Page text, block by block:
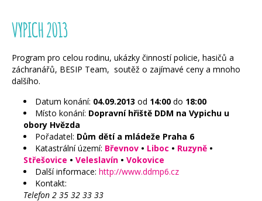
VYPICH 2013
Program pro celou rodinu, ukázky činností policie, hasičů a
záchranářů, BESIP Team, soutěž o zajímavé ceny a mnoho
dalšího.
Datum konání: 04.09.2013 od 14:00 do 18:00
Místo konání: Dopravní hřiště DDM na Vypichu u
obory Hvězda
Pořadatel: Dům dětí a mládeže Praha 6
Katastrální území: Břevnov • Liboc • Ruzyně •
Střešovice • Veleslavín • Vokovice
Další informace: http://www.ddmp6.cz
Kontakt:
Telefon 2 35 32 33 33